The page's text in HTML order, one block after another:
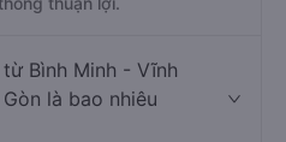
Bình Minh - Vĩnh
là bao nhiêu